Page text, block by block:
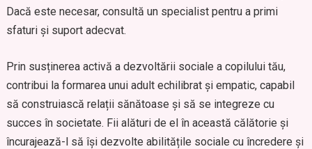
Dacă este necesar, consultă un specialist pentru a primi
sfaturi și suport adecvat.
Prin susținerea activă a dezvoltării sociale a copilului tău,
contribui la formarea unui adult echilibrat și empatic, capabil
să construiască relații sănătoase și să se integreze cu
succes în societate. Fii alături de el în această călătorie și
încurajează-l să își dezvolte abilitățile sociale cu încredere și